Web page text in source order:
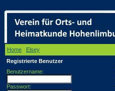
Home Elsey
Registrierte Benutzer
Benutzername:
Passwort: